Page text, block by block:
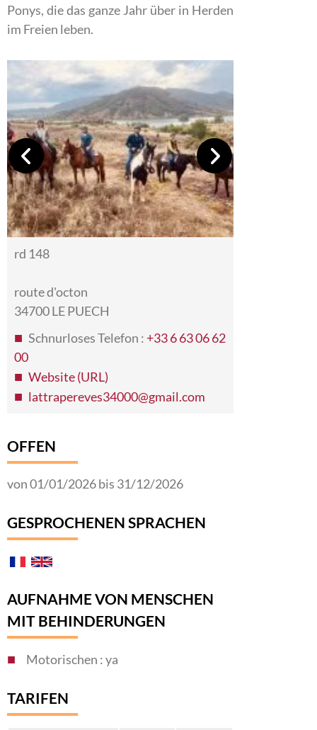
Ponys, die das ganze Jahr über in Herden
im Freien leben.
rd 148
route d'octon
34700 LE PUECH
Schnurloses Telefon : +33 6 63 06 62
00
Website (URL)
lattrapereves34000@gmail.com
OFFEN
von 01/01/2026 bis 31/12/2026
GESPROCHENEN SPRACHEN
AUFNAHME VON MENSCHEN
MIT BEHINDERUNGEN
Motorischen : ya
TARIFEN